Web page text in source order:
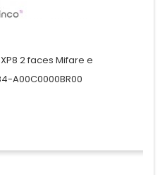
2 faces Mifare e
A00C0000BR00